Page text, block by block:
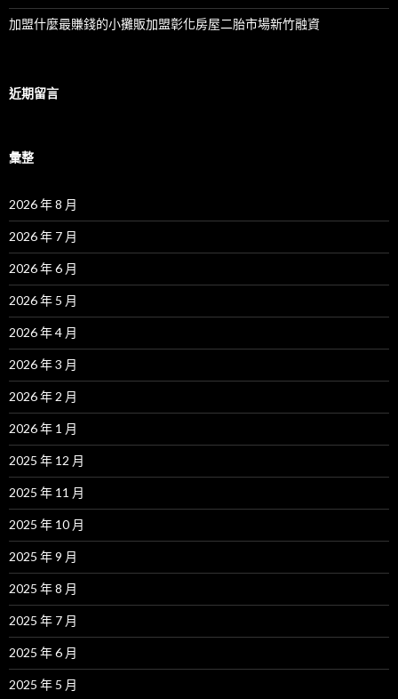
加盟什麼最賺錢的小攤販加盟彰化房屋二胎市場新竹融資
近期留言
彙整
2026 年 8 月
2026 年 7 月
2026 年 6 月
2026 年 5 月
2026 年 4 月
2026 年 3 月
2026 年 2 月
2026 年 1 月
2025 年 12 月
2025 年 11 月
2025 年 10 月
2025 年 9 月
2025 年 8 月
2025 年 7 月
2025 年 6 月
2025 年 5 月